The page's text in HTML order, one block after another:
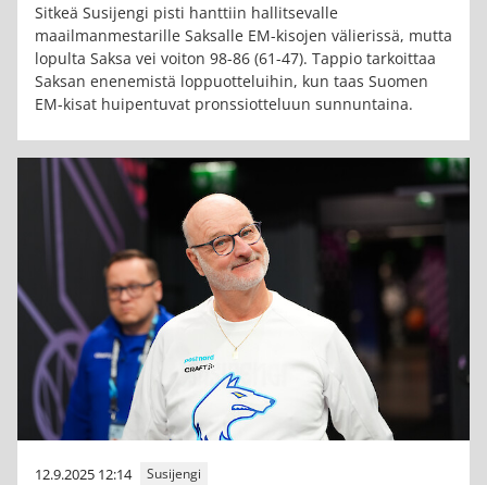
Sitkeä Susijengi pisti hanttiin hallitsevalle
maailmanmestarille Saksalle EM-kisojen välierissä, mutta
lopulta Saksa vei voiton 98-86 (61-47). Tappio tarkoittaa
Saksan enenemistä loppuotteluihin, kun taas Suomen
EM-kisat huipentuvat pronssiotteluun sunnuntaina.
12.9.2025 12:14 Susijengi